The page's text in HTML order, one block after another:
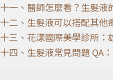
十一、醫師怎麼看？生髮液
十二、生髮液可以搭配其他
十三、花漾國際美學診所：
十四、生髮液常見問題 QA